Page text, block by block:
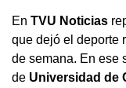
En TVU Noticias
que dejó el deporte
de semana. En ese
de Universidad de